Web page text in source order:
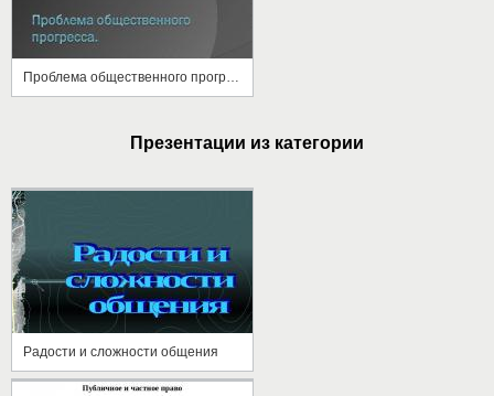
Презентации из категории
Радости и сложности общения